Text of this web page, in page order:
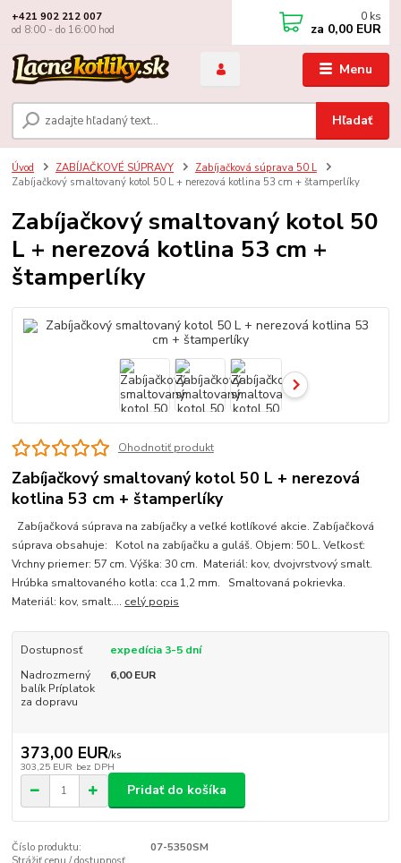
Menu
Hľadať
+421 902 212 007
od 8:00 - do 16:00 hod
0 ks
za 0,00 EUR
Úvod ZABÍJAČKOVÉ SÚPRAVY
Zabíjačková súprava 50 L
Zabíjačkový smaltovaný kotol 50 L + nerezová kotlina 53 cm + štamperlíky
Zabíjačkový smaltovaný kotol 50
L + nerezová kotlina 53 cm +
štamperlíky
Ohodnotiť produkt
Zabíjačkový smaltovaný kotol 50 L + nerezová
kotlina 53 cm + štamperlíky
Zabíjačková súprava na zabíjačky a veľké kotlíkové akcie. Zabíjačková
súprava obsahuje: Kotol na zabíjačku a guláš. Objem: 50 L. Veľkosť:
Vrchny priemer: 57 cm. Výška: 30 cm. Materiál: kov, dvojvrstvový smalt.
Hrúbka smaltovaného kotla: cca 1,2 mm. Smaltovaná pokrievka.
Materiál: kov, smalt.... celý popis
Dostupnosť
expedícia 3-5 dní
Nadrozmerný
balík Príplatok
za dopravu
6,00 EUR
373,00 EUR/ks
303,25 EUR bez DPH
Pridať do košíka
Číslo produktu:
07-5350SM